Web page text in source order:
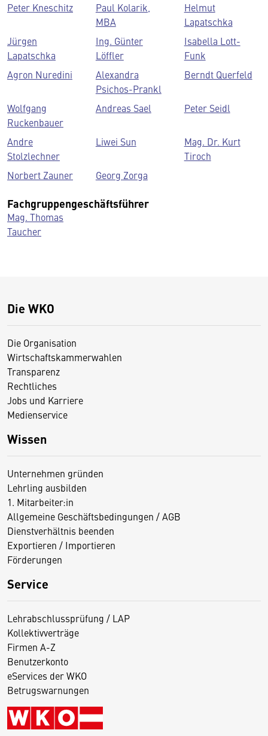
Peter Kneschitz
Paul Kolarik,
MBA
Helmut
Lapatschka
Jürgen
Lapatschka
Ing. Günter
Löffler
Isabella Lott-
Funk
Agron Nuredini
Alexandra
Psichos-Prankl
Berndt Querfeld
Wolfgang
Ruckenbauer
Andreas Sael Peter Seidl
Andre
Stolzlechner
Liwei Sun
Mag. Dr. Kurt
Tiroch
Norbert Zauner
Georg Zorga
Fachgruppengeschäftsführer
Mag. Thomas
Taucher
Die WKO
Die Organisation
Wirtschaftskammerwahlen
Transparenz
Rechtliches
Jobs und Karriere
Medienservice
Wissen
Unternehmen gründen
Lehrling ausbilden
1. Mitarbeiter:in
Allgemeine Geschäftsbedingungen / AGB
Dienstverhältnis beenden
Exportieren / Importieren
Förderungen
Service
Lehrabschlussprüfung / LAP
Kollektivverträge
Firmen A-Z
Benutzerkonto
eServices der WKO
Betrugswarnungen